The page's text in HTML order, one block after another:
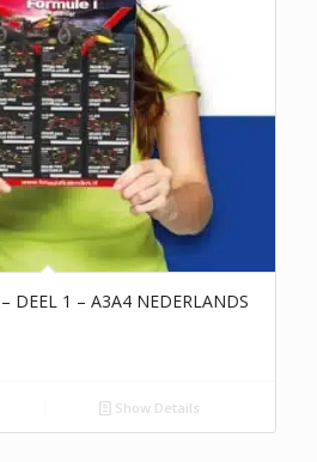
DEEL 1 – A3A4 NEDERLANDS
Show Details